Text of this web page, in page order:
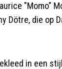
"Momo"
Dötre, die op
in een